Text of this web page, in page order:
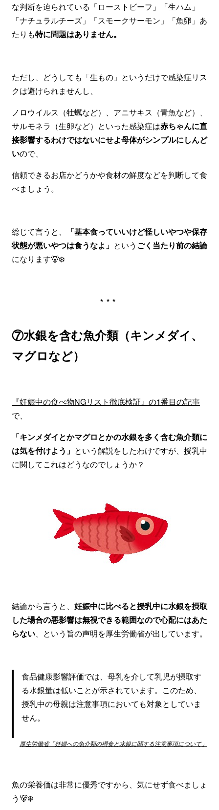
な判断を迫られている「ローストビーフ」「生ハム」
「ナチュラルチーズ」「スモークサーモン」「魚卵」あ
たりも特に問題はありません。
ただし、どうしても「生もの」というだけで感染症リス
クは避けられませんし、
ノロウイルス（牡蠣など）、アニサキス（青魚など）、
サルモネラ（生卵など）といった感染症は赤ちゃんに直
接影響するわけではないにせよ母体がシンプルにしんど
いので、
信頼できるお店かどうかや食材の鮮度などを判断して食
べましょう。
総じて言うと、
「基本食っていいけど怪しいやつや保存
状態が悪いやつは食うなよ」 という ごく当たり前の結論
になります🐻‍❄️
***
⑦水銀を含む魚介類（キンメダイ、
マグロなど）
『妊娠中の食べ物NGリスト徹底検証』の1番目の記事
で、
「キンメダイとかマグロとかの水銀を多く含む魚介類に
は気を付けよう」 という解説をしたわけですが、授乳中
に関してこれはどうなのでしょうか？
結論から言うと、 妊娠中に比べると授乳中に水銀を摂取
した場合の悪影響は無視できる範囲なので心配にはあた
らない、という旨の声明を厚生労働省が出しています。
食品健康影響評価では、母乳を介して乳児が摂取す
る水銀量は低いことが示されています。このため、
授乳中の母親は注意事項においても対象としていま
せん。
厚生労働省「妊婦への魚介類の摂食と水銀に関する注意事項について」
魚の栄養価は非常に優秀ですから、気にせず食べましょ
う🐻‍❄️